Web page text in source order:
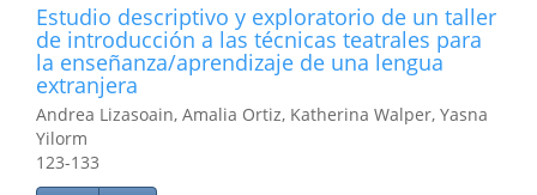
Estudio descriptivo y exploratorio de un taller
de introducción a las técnicas teatrales para
la enseñanza/aprendizaje de una lengua
extranjera
Andrea Lizasoain, Amalia Ortiz, Katherina Walper, Yasna
Yilorm
123-133